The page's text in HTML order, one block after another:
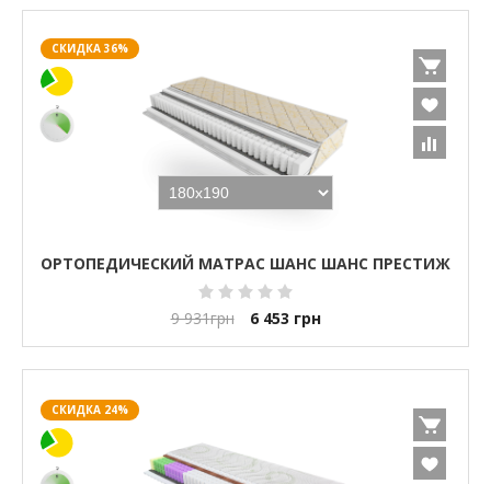
СКИДКА 36%
ОРТОПЕДИЧЕСКИЙ МАТРАС ШАНС ШАНС ПРЕСТИЖ
9 931грн 6 453 грн
СКИДКА 24%